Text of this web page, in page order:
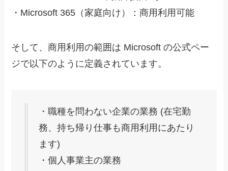
・Microsoft 365（家庭向け）：商用利用可能
そして、商用利用の範囲は Microsoft の公式ペー
ジで以下のように定義されています。
・職種を問わない企業の業務 (在宅勤
務、持ち帰り仕事も商用利用にあたり
ます)
・個人事業主の業務